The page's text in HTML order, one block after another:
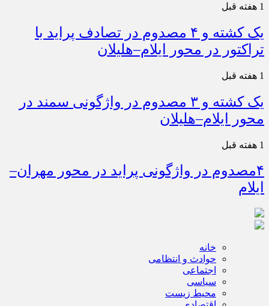
1 هفته قبل
یک کشته و ۴ مصدوم در تصادف پراید با
تراکتور در محور ایلام–هلیلان
1 هفته قبل
یک کشته و ۳ مصدوم در واژگونی سمند در
محور ایلام–هلیلان
1 هفته قبل
۴مصدوم در واژگونی پراید در محور مهران–
ایلام
خانه
حوادث و انتظامی
اجتماعی
سیاسی
محیط زیست